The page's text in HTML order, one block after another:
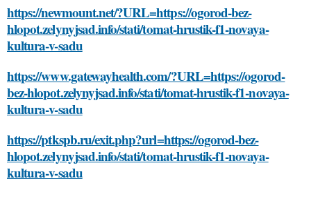
https://newmount.net/?URL=https://ogorod-bez-
hlopot.zelynyjsad.info/stati/tomat-hrustik-f1-novaya-
kultura-v-sadu
https://www.gatewayhealth.com/?URL=https://ogorod-
bez-hlopot.zelynyjsad.info/stati/tomat-hrustik-f1-novaya-
kultura-v-sadu
https://ptkspb.ru/exit.php?url=https://ogorod-bez-
hlopot.zelynyjsad.info/stati/tomat-hrustik-f1-novaya-
kultura-v-sadu